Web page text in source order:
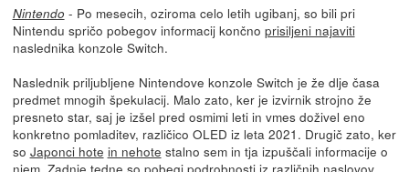
Nintendo - Po mesecih, oziroma celo letih ugibanj, so bili pri
Nintendu spričo pobegov informacij končno prisiljeni najaviti
naslednika konzole Switch.
Naslednik priljubljene Nintendove konzole Switch je že dlje časa
predmet mnogih špekulacij. Malo zato, ker je izvirnik strojno že
presneto star, saj je izšel pred osmimi leti in vmes doživel eno
konkretno pomladitev, različico OLED iz leta 2021. Drugič zato, ker
so Japonci hote in nehote stalno sem in tja izpuščali informacije o
njem. Zadnje tedne so pobegi podrobnosti iz različnih naslovov,